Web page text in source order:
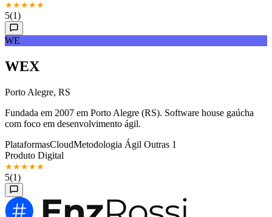
★★★★★
5(1)
WE
WEX
Porto Alegre, RS
Fundada em 2007 em Porto Alegre (RS). Software house gaúcha
com foco em desenvolvimento ágil.
PlataformasCloudMetodologia Ágil Outras 1
Produto Digital
★★★★★
5(1)